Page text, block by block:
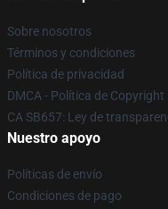
Sobre nosotros
Términos y condiciones
Política de privacidad
DMCA - Política de Copyright
CA SB657: Ley de
Nuestro apoyo
Políticas de envío
Condiciones de pago